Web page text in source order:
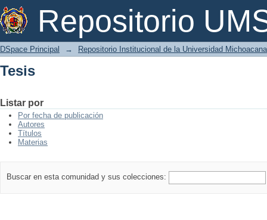
Repositorio
Tesis
DSpace Principal → Repositorio Institucional de la Universidad
Tesis
Listar por
Por fecha de publicación
Autores
Títulos
Materias
Buscar en esta comunidad y sus colecciones: